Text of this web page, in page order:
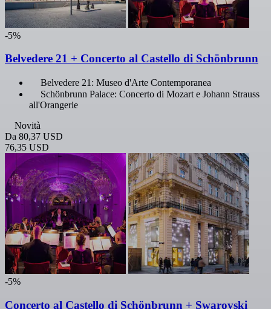
-5%
Belvedere 21 + Concerto al Castello di Schönbrunn
Belvedere 21: Museo d'Arte Contemporanea
Schönbrunn Palace: Concerto di Mozart e Johann Strauss
all'Orangerie
Novità
Da 80,37 USD
76,35 USD
-5%
Concerto al Castello di Schönbrunn + Swarovski